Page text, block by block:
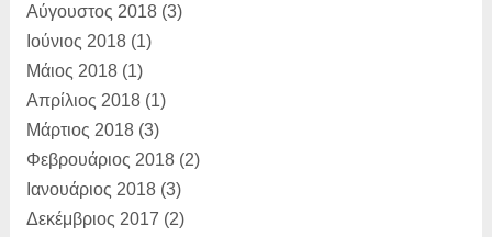
Αύγουστος 2018(3)
Ιούνιος 2018(1)
Μάιος 2018(1)
Απρίλιος 2018(1)
Μάρτιος 2018(3)
Φεβρουάριος 2018(2)
Ιανουάριος 2018(3)
Δεκέμβριος 2017 (2)